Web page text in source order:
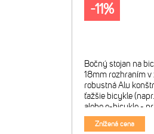
Bočný stojan na
18mm rozhraním
robustná Alu
ťažšie bicykle
alebo e-bicykle -
pomocou 2
použitia objím
Znížená cena
-11%